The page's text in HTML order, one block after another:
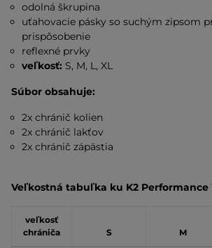
odolná škrupina
uťahovacie pásky so suchým zipsom
prispôsobenie
reflexné prvky
veľkosť: S, M, L, XL
Súbor obsahuje:
2x chránič kolien
2x chránič lakťov
2x chránič zápästia
Veľkostná tabuľka ku K2 Performance
veľkosť
chrániča
S M